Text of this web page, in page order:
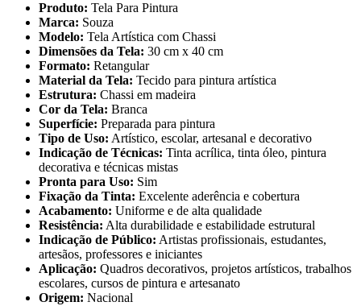
Produto: Tela Para Pintura
Marca: Souza
Modelo: Tela Artística com Chassi
Dimensões da Tela: 30 cm x 40 cm
Formato: Retangular
Material da Tela: Tecido para pintura artística
Estrutura: Chassi em madeira
Cor da Tela: Branca
Superfície: Preparada para pintura
Tipo de Uso: Artístico, escolar, artesanal e decorativo
Indicação de Técnicas: Tinta acrílica, tinta óleo, pintura
decorativa e técnicas mistas
Pronta para Uso: Sim
Fixação da Tinta: Excelente aderência e cobertura
Acabamento: Uniforme e de alta qualidade
Resistência: Alta durabilidade e estabilidade estrutural
Indicação de Público: Artistas profissionais, estudantes,
artesãos, professores e iniciantes
Aplicação: Quadros decorativos, projetos artísticos, trabalhos
escolares, cursos de pintura e artesanato
Origem: Nacional